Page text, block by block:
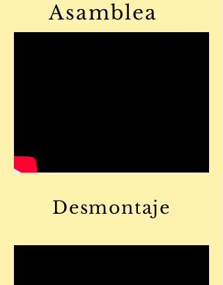
Asamblea
Desmontaje